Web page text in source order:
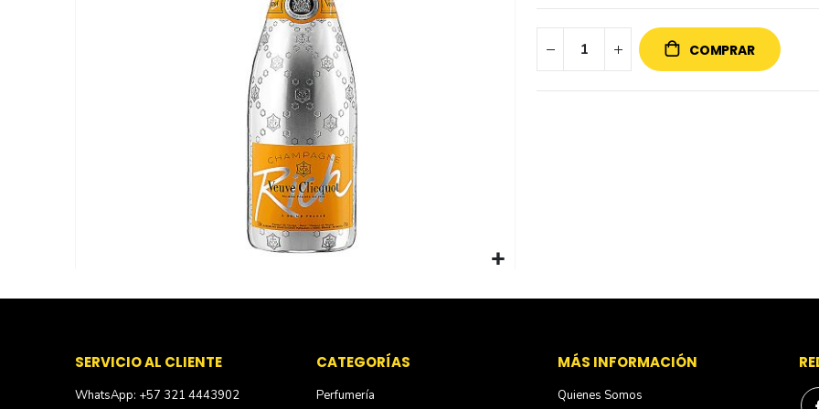
to
of
images
COMPRAR
SERVICIO AL CLIENTE
WhatsApp: +57 321 4443902
CATEGORÍAS
Perfumería
MÁS INFORMACIÓN
Quienes Somos